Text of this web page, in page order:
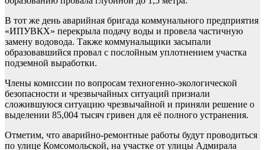
В тот же день аварийная бригада коммунального предприятия
«ИПУВКХ» перекрыла подачу воды и провела частичную
замену водовода. Также коммунальщики засыпали
образовавшийся провал с послойным уплотнением участка
подземной выработки.
Члены комиссии по вопросам техногенно-экологической
безопасности и чрезвычайных ситуаций признали
сложившуюся ситуацию чрезвычайной и приняли решение о
выделении 85,004 тысяч гривен для её полного устранения.
Отметим, что аварийно-ремонтные работы будут проводиться
по улице Комсомольской, на участке от улицы Адмирала